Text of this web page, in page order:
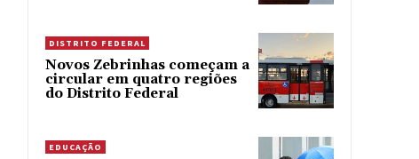
DISTRITO FEDERAL
Novos Zebrinhas começam a
circular em quatro regiões
do Distrito Federal
EDUCAÇÃO